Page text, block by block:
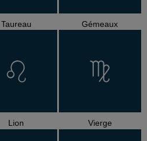
Taureau Gémeaux
Lion Vierge